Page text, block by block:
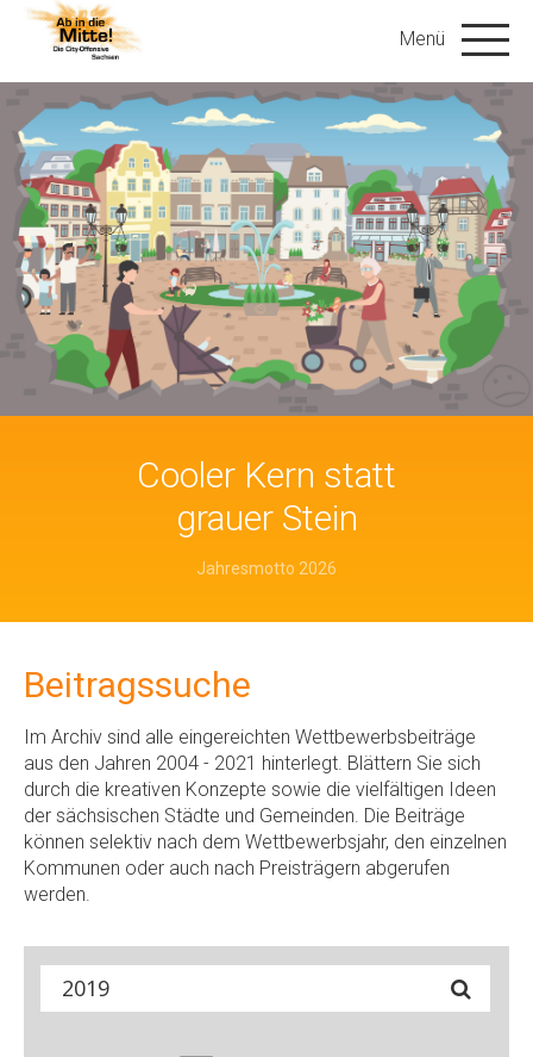
Cooler Kern statt
grauer Stein
Jahresmotto 2026
Beitragssuche
Im Archiv sind alle eingereichten Wettbewerbsbeiträge
aus den Jahren 2004 - 2021 hinterlegt. Blättern Sie sich
durch die kreativen Konzepte sowie die vielfältigen Ideen
der sächsischen Städte und Gemeinden. Die Beiträge
können selektiv nach dem Wettbewerbsjahr, den einzelnen
Kommunen oder auch nach Preisträgern abgerufen
werden.
Suche